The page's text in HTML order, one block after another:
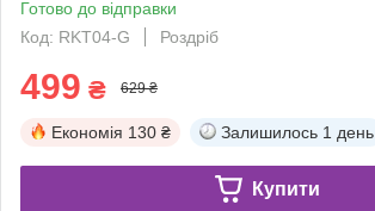
Готово до відправки
Код: RKT04-G
Роздріб
499 ₴ 629 ₴
Економія 130 ₴ Залишилось 1 день
Купити